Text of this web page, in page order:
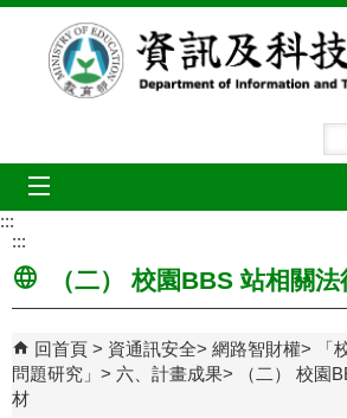
跳到主要內容區塊
:::
:::
（二） 校園BBS 站相關
回首頁 資通訊安全 網路智財權
「
問題研究」
六、計畫成果
（二） 校園
材